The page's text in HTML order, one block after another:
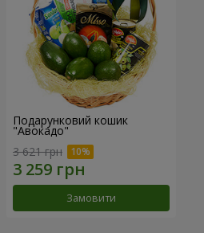
Подарунковий кошик
"Авокадо"
3 621 грн
Замовити